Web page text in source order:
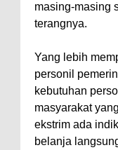
masing-masing
terangnya.
Yang lebih
personil
kebutuhan
masyarakat
ekstrim ada
belanja